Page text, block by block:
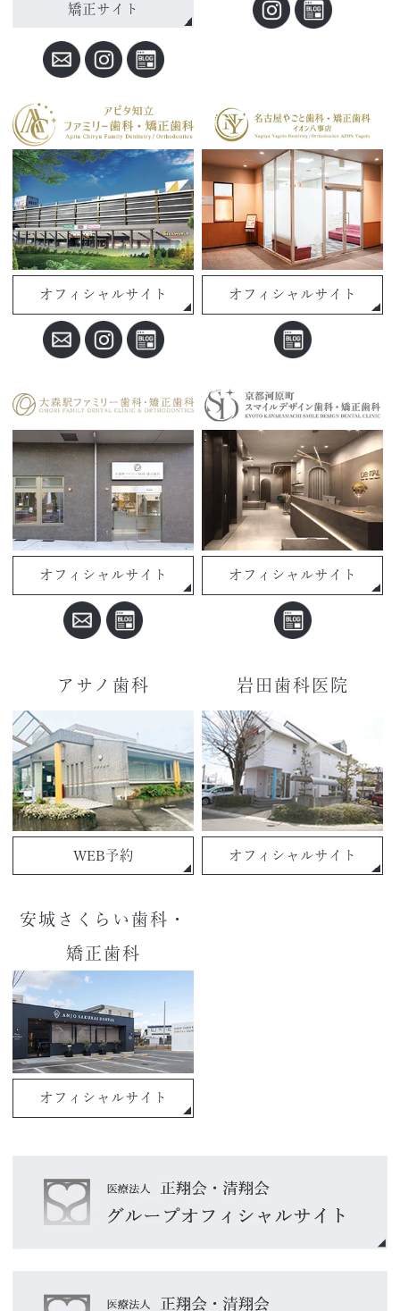
矯正サイト
オフィシャルサイト オフィシャルサイト
オフィシャルサイト オフィシャルサイト
アサノ歯科
WEB予約
岩田歯科医院
オフィシャルサイト
安城さくらい歯科・
矯正歯科
オフィシャルサイト